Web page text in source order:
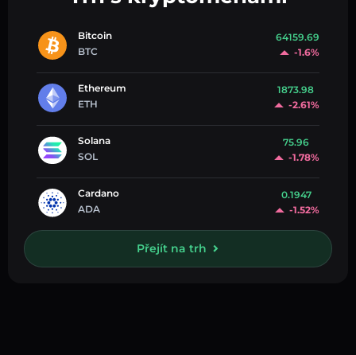
Bitcoin
BTC
64159.69
-1.6%
Ethereum
ETH
1873.98
-2.61%
Solana
SOL
75.96
-1.78%
Cardano
ADA
0.1947
-1.52%
Přejít na trh